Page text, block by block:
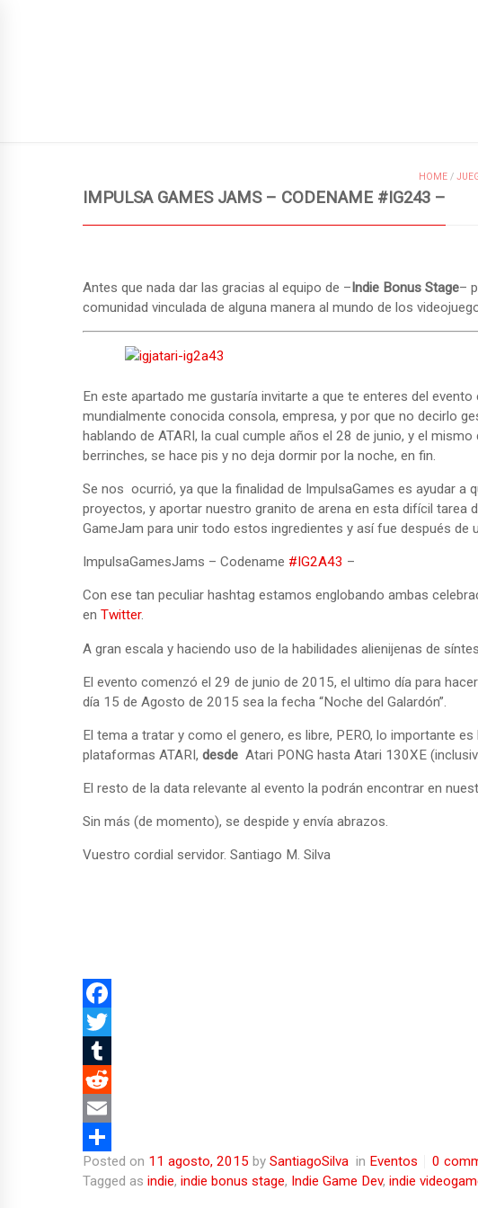
HOME/
IMPULSA GAMES JAMS – CODENAME #IG243 –
Antes que nada dar las gracias al equipo de –Indie Bonus Stage–
comunidad vinculada de alguna manera al mundo de los
En este apartado me gustaría invitarte a que te enteres del
mundialmente conocida consola, empresa, y por que no decirlo
hablando de ATARI, la cual cumple años el 28 de junio, y el
berrinches, se hace pis y no deja dormir por la noche, en fin.
Se nos ocurrió, ya que la finalidad de ImpulsaGames es ayudar
proyectos, y aportar nuestro granito de arena en esta difícil tarea
GameJam para unir todo estos ingredientes y así fue después de
ImpulsaGamesJams – Codename #IG2A43 –
Con ese tan peculiar hashtag estamos englobando ambas
en Twitter.
A gran escala y haciendo uso de la habilidades alienijenas de
El evento comenzó el 29 de junio de 2015, el ultimo día para
día 15 de Agosto de 2015 sea la fecha “Noche del Galardón”.
El tema a tratar y como el genero, es libre, PERO, lo importante
plataformas ATARI, desde Atari PONG hasta Atari 130XE
El resto de la data relevante al evento la podrán encontrar en
Sin más (de momento), se despide y envía abrazos.
Vuestro cordial servidor. Santiago M. Silva
F
c
e
b
o
w
t
T
u
m
b
R
e
d
E
m
C
Posted on 11 agosto, 2015 by SantiagoSilva in Eventos
0
Tagged as indie, indie bonus stage, Indie Game Dev, indie